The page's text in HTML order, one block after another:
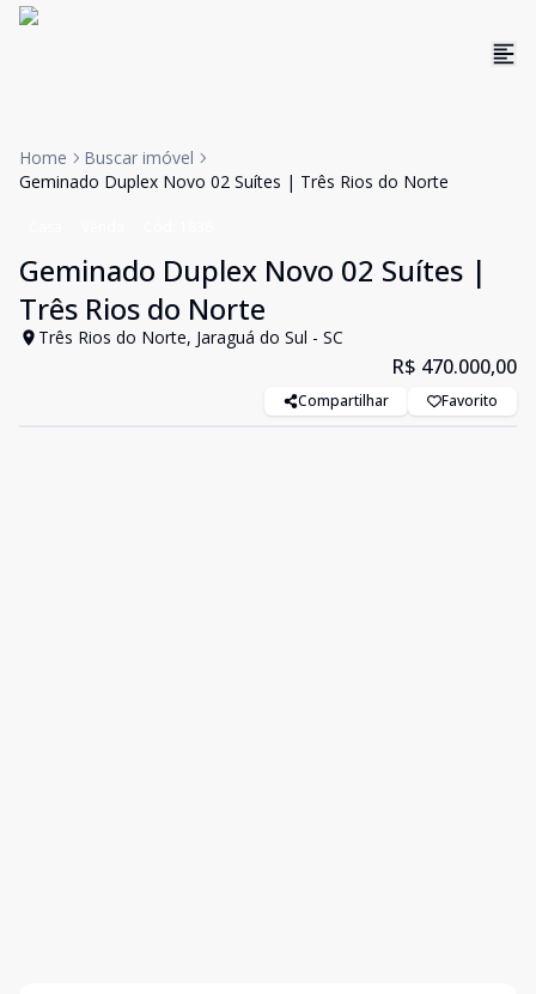
Home
Buscar imóvel
Geminado Duplex Novo 02 Suítes | Três Rios do Norte
Geminado Duplex Novo 02 Suítes |
Três Rios do Norte
Três Rios do Norte, Jaraguá do Sul - SC
R$ 470.000,00
Compartilhar Favorito